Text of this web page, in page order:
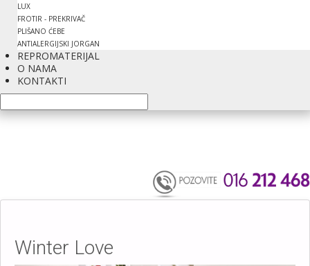
LUX
FROTIR - PREKRIVAČ
PLIŠANO ĆEBE
ANTIALERGIJSKI JORGAN
REPROMATERIJAL
O NAMA
KONTAKTI
Winter Love